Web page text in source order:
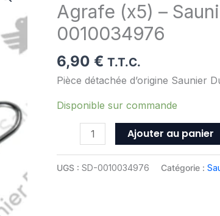
Agrafe (x5) –
0010034976
6,90 € T.T.C.
Pièce détachée d’origine Saunier
Disponible sur commande
Agrafe
(x5)
Saunier
Duval
ref
0010034976
Ajouter au panier
UGS : SD-0010034976 Catégorie :